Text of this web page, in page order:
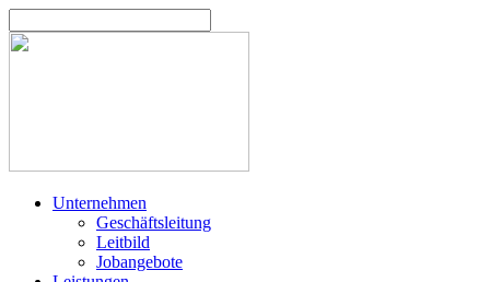
Unternehmen
Geschäftsleitung
Leitbild
Jobangebote